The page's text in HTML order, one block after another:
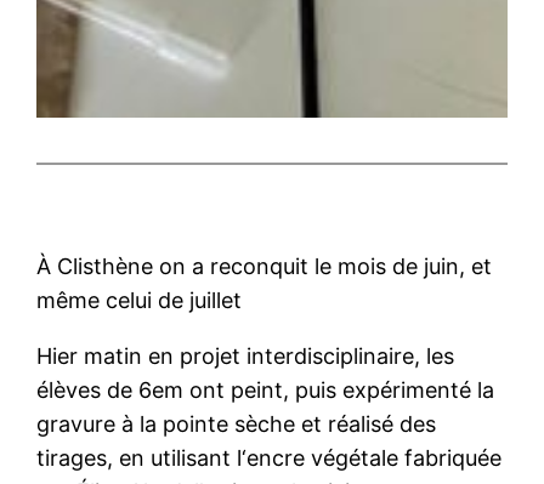
À Clisthène on a reconquit le mois de juin, et
même celui de juillet
Hier matin en projet interdisciplinaire, les
élèves de 6em ont peint, puis expérimenté la
gravure à la pointe sèche et réalisé des
tirages, en utilisant l‘encre végétale fabriquée